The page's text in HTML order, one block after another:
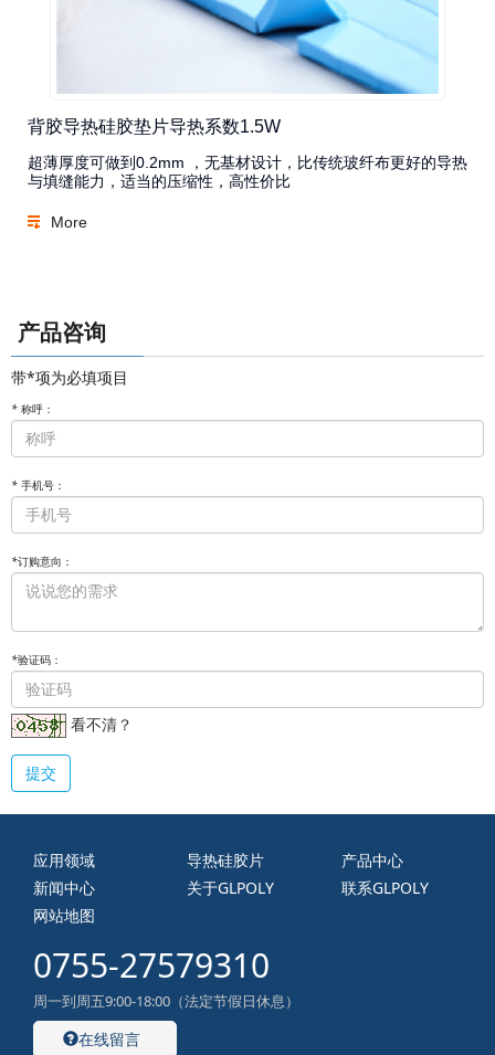
背胶导热硅胶垫片导热系数1.5W
超薄厚度可做到0.2mm ，无基材设计，比传统玻纤布更好的导热
与填缝能力，适当的压缩性，高性价比
More
产品咨询
带*项为必填项目
* 称呼：
* 手机号：
*订购意向：
*验证码：
看不清？
提交
应用领域 导热硅胶片
产品中心
新闻中心
关于GLPOLY
联系GLPOLY
网站地图
0755-27579310
周一到周五9:00-18:00（法定节假日休息）
在线留言